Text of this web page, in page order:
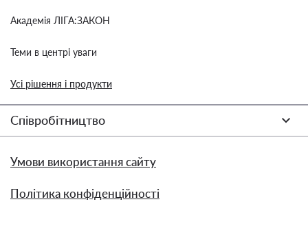
Академія ЛІГА:ЗАКОН
Теми в центрі уваги
Усі рішення і продукти
Співробітництво
Умови використання сайту
Політика конфіденційності